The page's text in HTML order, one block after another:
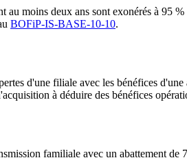
au moins deux ans sont exonérés à 95
BOFiP-IS-BASE-10-10.
d'une filiale avec les bénéfices
à déduire des bénéfices
familiale avec un abattement